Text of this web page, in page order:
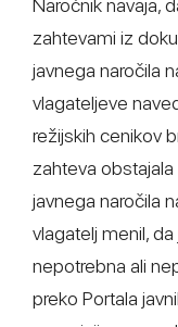
Naročnik navaja,
zahtevami iz
javnega naročila
vlagateljeve
režijskih cenikov
zahteva
javnega naročila
vlagatelj menil,
nepotrebna ali
preko Portala